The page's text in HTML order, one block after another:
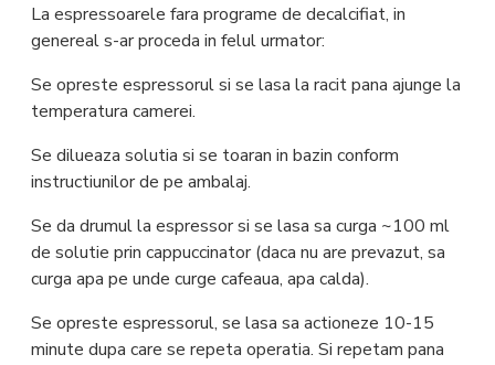
La espressoarele fara programe de decalcifiat, in
genereal s-ar proceda in felul urmator:
Se opreste espressorul si se lasa la racit pana ajunge la
temperatura camerei.
Se dilueaza solutia si se toaran in bazin conform
instructiunilor de pe ambalaj.
Se da drumul la espressor si se lasa sa curga ~100 ml
de solutie prin cappuccinator (daca nu are prevazut, sa
curga apa pe unde curge cafeaua, apa calda).
Se opreste espressorul, se lasa sa actioneze 10-15
minute dupa care se repeta operatia. Si repetam pana